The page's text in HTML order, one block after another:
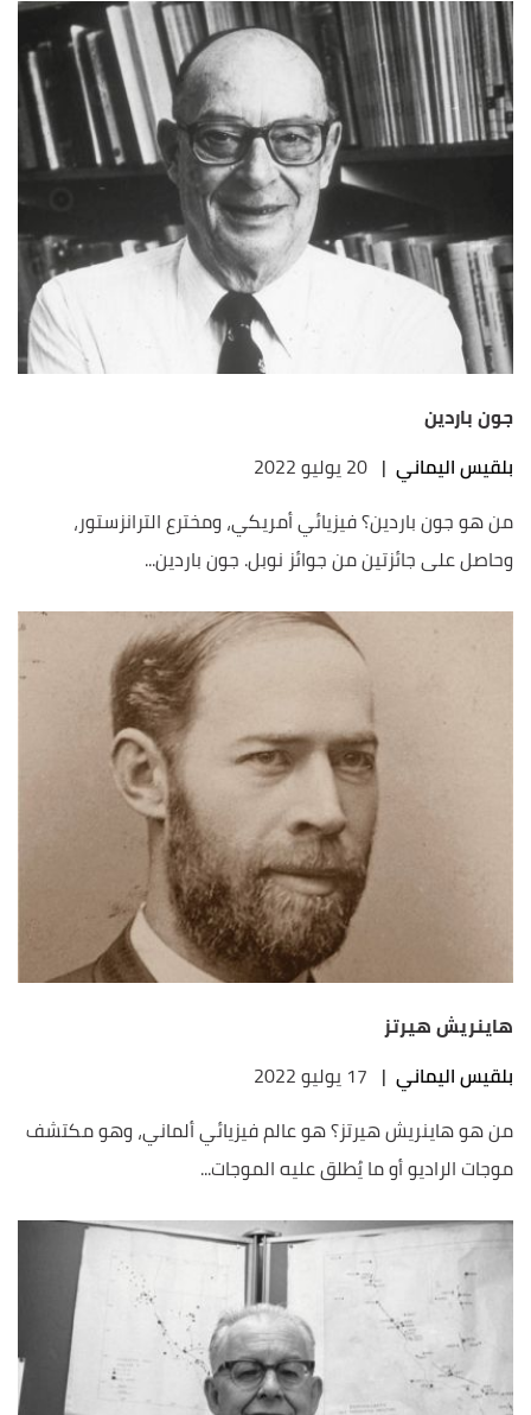
جون باردين
بلقيس اليماني | 20 يوليو 2022
من هو جون باردين؟ فيزيائي أمريكي، ومخترع الترانزستور،
وحاصل على جائزتين من جوائز نوبل. جون باردين...
هاينريش هيرتز
بلقيس اليماني | 17 يوليو 2022
من هو هاينريش هيرتز؟ هو عالم فيزيائي ألماني، وهو مكتشف
موجات الراديو أو ما يُطلق عليه الموجات...